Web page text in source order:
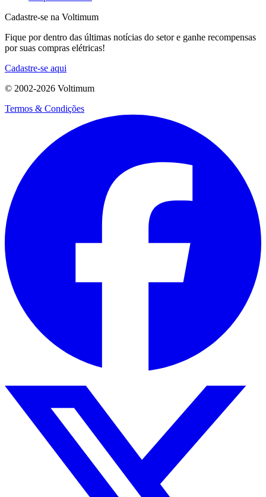
Cadastre-se na Voltimum
Fique por dentro das últimas notícias do setor e ganhe recompensas
por suas compras elétricas!
Cadastre-se aqui
© 2002-2026 Voltimum
Termos & Condições